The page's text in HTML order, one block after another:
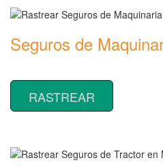
Seguros de
RASTREAR